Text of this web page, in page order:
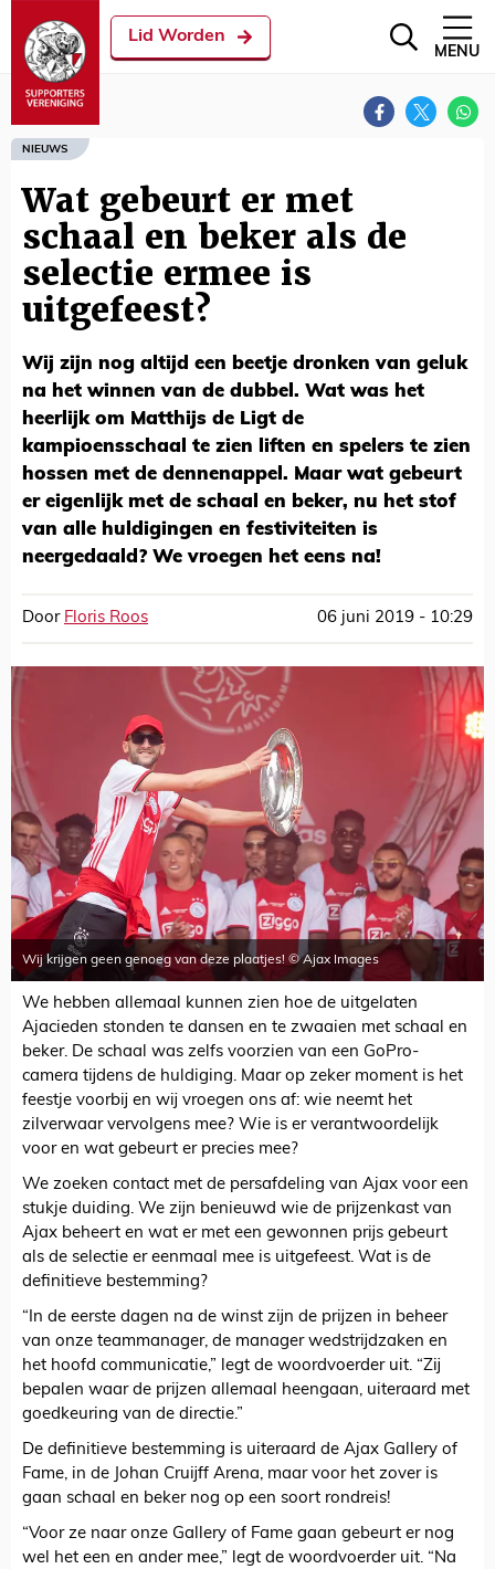
Lid Worden
MENU
NIEUWS
Wat gebeurt er met
schaal en beker als de
selectie ermee is
uitgefeest?
Wij zijn nog altijd een beetje dronken van geluk
na het winnen van de dubbel. Wat was het
heerlijk om Matthijs de Ligt de
kampioensschaal te zien liften en spelers te zien
hossen met de dennenappel. Maar wat gebeurt
er eigenlijk met de schaal en beker, nu het stof
van alle huldigingen en festiviteiten is
neergedaald? We vroegen het eens na!
Door Floris Roos 06 juni 2019 - 10:29
Wij krijgen geen genoeg van deze plaatjes! © Ajax Images
We hebben allemaal kunnen zien hoe de uitgelaten
Ajacieden stonden te dansen en te zwaaien met schaal en
beker. De schaal was zelfs voorzien van een GoPro-
camera tijdens de huldiging. Maar op zeker moment is het
feestje voorbij en wij vroegen ons af: wie neemt het
zilverwaar vervolgens mee? Wie is er verantwoordelijk
voor en wat gebeurt er precies mee?
We zoeken contact met de persafdeling van Ajax voor een
stukje duiding. We zijn benieuwd wie de prijzenkast van
Ajax beheert en wat er met een gewonnen prijs gebeurt
als de selectie er eenmaal mee is uitgefeest. Wat is de
definitieve bestemming?
“In de eerste dagen na de winst zijn de prijzen in beheer
van onze teammanager, de manager wedstrijdzaken en
het hoofd communicatie,” legt de woordvoerder uit. “Zij
bepalen waar de prijzen allemaal heengaan, uiteraard met
goedkeuring van de directie.”
De definitieve bestemming is uiteraard de Ajax Gallery of
Fame, in de Johan Cruijff Arena, maar voor het zover is
gaan schaal en beker nog op een soort rondreis!
“Voor ze naar onze Gallery of Fame gaan gebeurt er nog
wel het een en ander mee,” legt de woordvoerder uit. “Na